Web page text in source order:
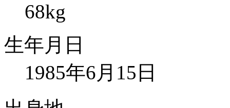
68kg
生年月日
1985年6月15日